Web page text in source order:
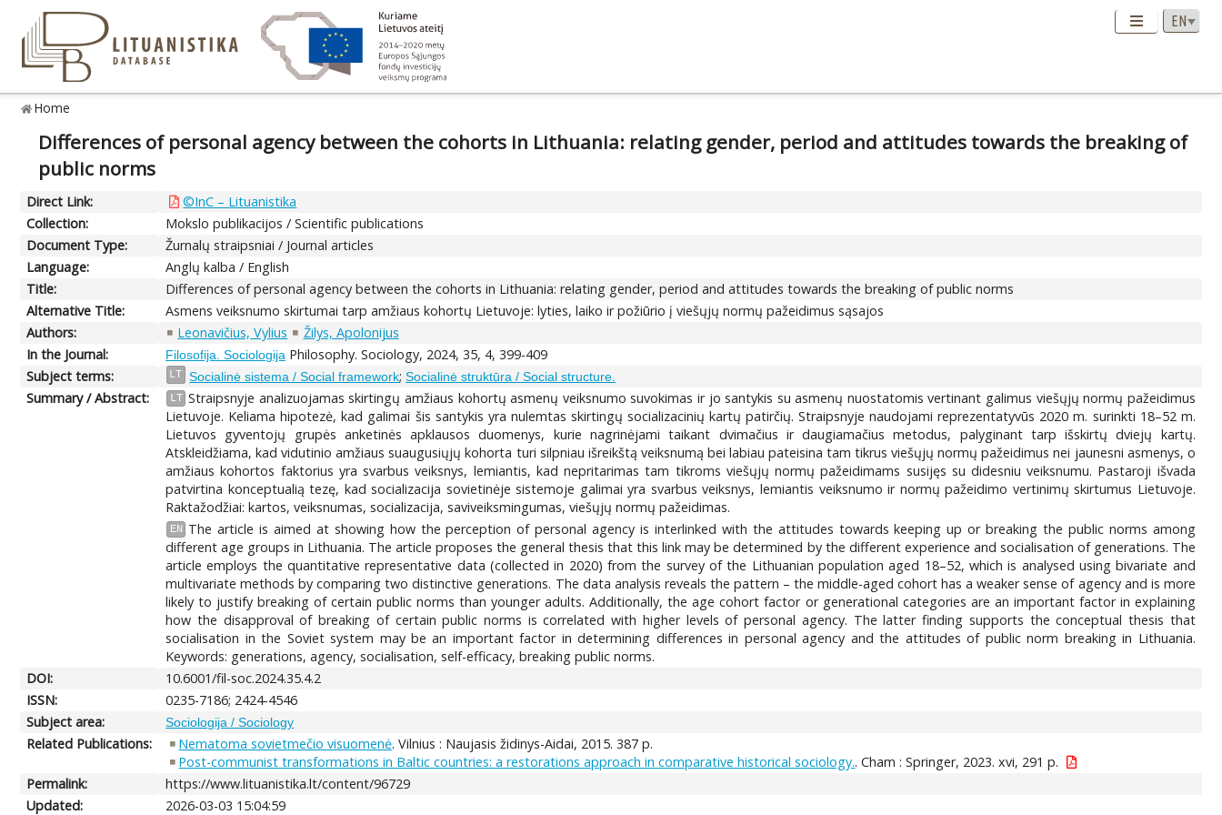
Home
Differences of personal agency between the cohorts in Lithuania: relating gender, period and attitudes towards the breaking of
public norms
Direct Link:
©InC – Lituanistika
Collection:
Mokslo publikacijos / Scientific publications
Document Type:
Žurnalų straipsniai / Journal articles
Language:
Anglų kalba / English
Title:
Differences of personal agency between the cohorts in Lithuania: relating gender, period and attitudes towards the breaking of public norms
Alternative Title:
Asmens veiksnumo skirtumai tarp amžiaus kohortų Lietuvoje: lyties, laiko ir požiūrio į viešųjų normų pažeidimus sąsajos
Authors:
Leonavičius, Vylius
Žilys, Apolonijus
In the Journal:
Filosofija. Sociologija Philosophy. Sociology, 2024, 35, 4, 399-409
Subject terms:
LT Socialinė sistema / Social framework;Socialinė struktūra / Social structure.
Summary / Abstract: LT Straipsnyje analizuojamas skirtingų amžiaus kohortų asmenų veiksnumo suvokimas ir jo santykis su asmenų nuostatomis vertinant galimus viešųjų normų pažeidimus
Lietuvoje. Keliama hipotezė, kad galimai šis santykis yra nulemtas skirtingų socializacinių kartų patirčių. Straipsnyje naudojami reprezentatyvūs 2020 m. surinkti 18–52 m.
Lietuvos gyventojų grupės anketinės apklausos duomenys, kurie nagrinėjami taikant dvimačius ir daugiamačius metodus, palyginant tarp išskirtų dviejų kartų.
Atskleidžiama, kad vidutinio amžiaus suaugusiųjų kohorta turi silpniau išreikštą veiksnumą bei labiau pateisina tam tikrus viešųjų normų pažeidimus nei jaunesni asmenys, o
amžiaus kohortos faktorius yra svarbus veiksnys, lemiantis, kad nepritarimas tam tikroms viešųjų normų pažeidimams susijęs su didesniu veiksnumu. Pastaroji išvada
patvirtina konceptualią tezę, kad socializacija sovietinėje sistemoje galimai yra svarbus veiksnys, lemiantis veiksnumo ir normų pažeidimo vertinimų skirtumus Lietuvoje.
Raktažodžiai: kartos, veiksnumas, socializacija, saviveiksmingumas, viešųjų normų pažeidimas.
EN
The article is aimed at showing how the perception of personal agency is interlinked with the attitudes towards keeping up or breaking the public norms among
different age groups in Lithuania. The article proposes the general thesis that this link may be determined by the different experience and socialisation of generations. The
article employs the quantitative representative data (collected in 2020) from the survey of the Lithuanian population aged 18–52, which is analysed using bivariate and
multivariate methods by comparing two distinctive generations. The data analysis reveals the pattern – the middle-aged cohort has a weaker sense of agency and is more
likely to justify breaking of certain public norms than younger adults. Additionally, the age cohort factor or generational categories are an important factor in explaining
how the disapproval of breaking of certain public norms is correlated with higher levels of personal agency. The latter finding supports the conceptual thesis that
socialisation in the Soviet system may be an important factor in determining differences in personal agency and the attitudes of public norm breaking in Lithuania.
Keywords: generations, agency, socialisation, self-efficacy, breaking public norms.
DOI:
10.6001/fil-soc.2024.35.4.2
ISSN:
0235-7186; 2424-4546
Subject area:
Sociologija / Sociology
Related Publications: Nematoma sovietmečio visuomenė. Vilnius : Naujasis židinys-Aidai, 2015. 387 p.
Post-communist transformations in Baltic countries: a restorations approach in comparative historical sociology.. Cham : Springer, 2023. xvi, 291 p.
Permalink:
https://www.lituanistika.lt/content/96729
Updated:
2026-03-03 15:04:59